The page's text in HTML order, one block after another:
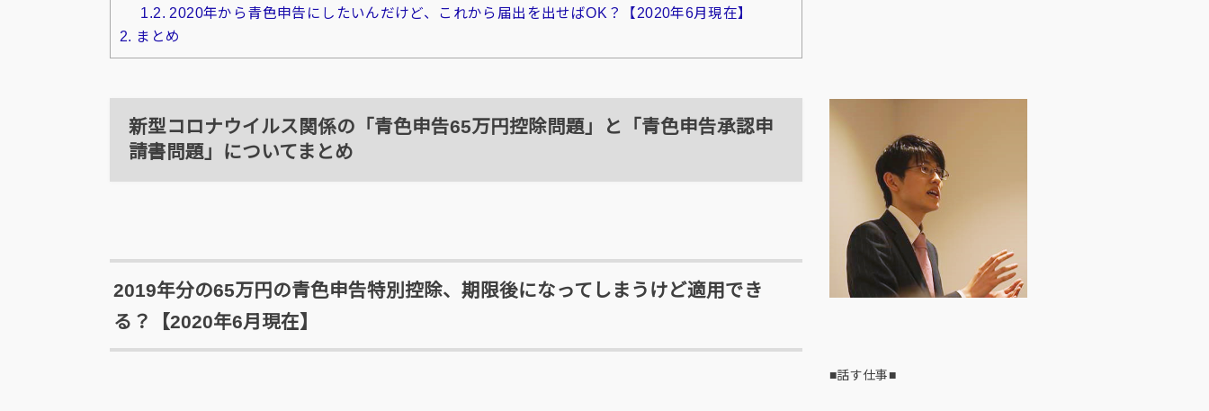
1.2. 2020年から青色申告にしたいんだけど、これから届出を出せばOK？【2020年6月現在】
2. まとめ
新型コロナウイルス関係の「青色申告65万円控除問題」と「青色申告承認申
請書問題」についてまとめ
2019年分の65万円の青色申告特別控除、期限後になってしまうけど適用でき
る？【2020年6月現在】
■話す仕事■